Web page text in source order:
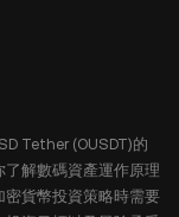
Tether (OUSDT)的
解數碼資產運作原理
密貨幣投資策略時需要